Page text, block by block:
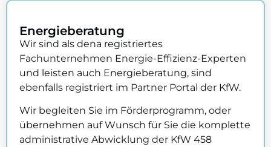
Energieberatung​
Wir sind als dena registriertes
Fachunternehmen Energie-Effizienz-Experten
und leisten auch Energieberatung, sind
ebenfalls registriert im Partner Portal der KfW.
Wir begleiten Sie im Förderprogramm, oder
übernehmen auf Wunsch für Sie die komplette
administrative Abwicklung der KfW 458